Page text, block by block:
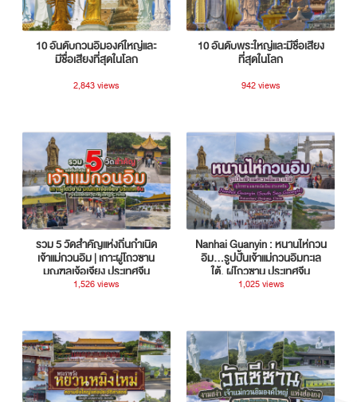
10 อันดับกวนอิมองค์ใหญ่และ
มีชื่อเสียงที่สุดในโลก
2,843 views
10 อันดับพระใหญ่และมีชื่อเสียง
ที่สุดในโลก
942 views
รวม 5 วัดสำคัญแห่งถิ่นกำเนิด
เจ้าแม่กวนอิม | เกาะผู่โถวซาน
มณฑลเจ้อเจียง ประเทศจีน
1,526 views
Nanhai Guanyin : หนานไห่กวน
อิม...รูปปั้นเจ้าแม่กวนอิมทะเล
ใต้, ผู่โถวซาน ประเทศจีน
1,025 views